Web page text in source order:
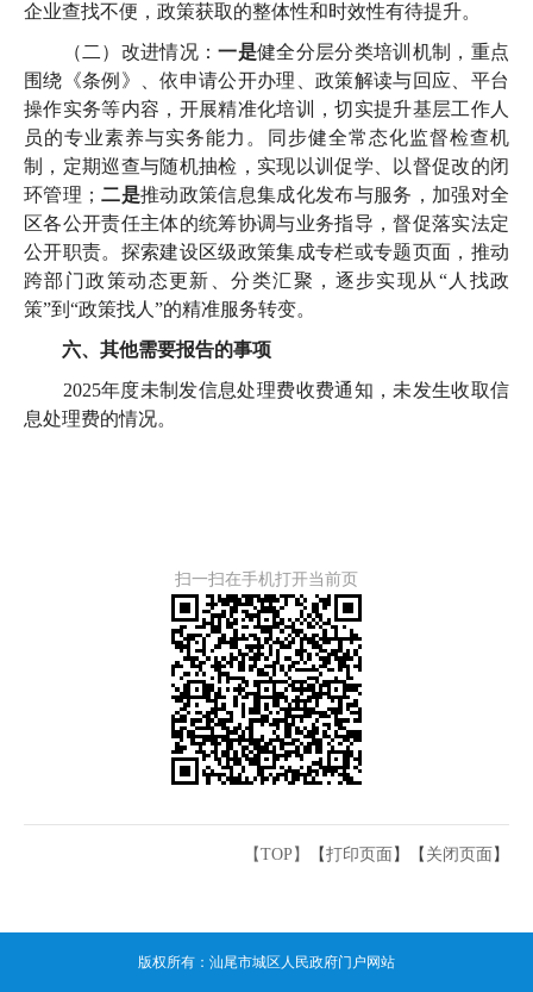
企业查找不便，政策获取的整体性和时效性有待提升。
（二）改进情况：一是健全分层分类培训机制，重点
围绕《条例》、依申请公开办理、政策解读与回应、平台
操作实务等内容，开展精准化培训，切实提升基层工作人
员的专业素养与实务能力。同步健全常态化监督检查机
制，定期巡查与随机抽检，实现以训促学、以督促改的闭
环管理； 二是推动政策信息集成化发布与服务，加强对全
区各公开责任主体的统筹协调与业务指导，督促落实法定
公开职责。探索建设区级政策集成专栏或专题页面，推动
跨部门政策动态更新、分类汇聚，逐步实现从“人找政
策”到“政策找人”的精准服务转变。
六、其他需要报告的事项
2025年度未制发信息处理费收费通知，未发生收取信
息处理费的情况。
扫一扫在手机打开当前页
【TOP】 【打印页面 】【 关闭页面 】
版权所有：汕尾市城区人民政府门户网站